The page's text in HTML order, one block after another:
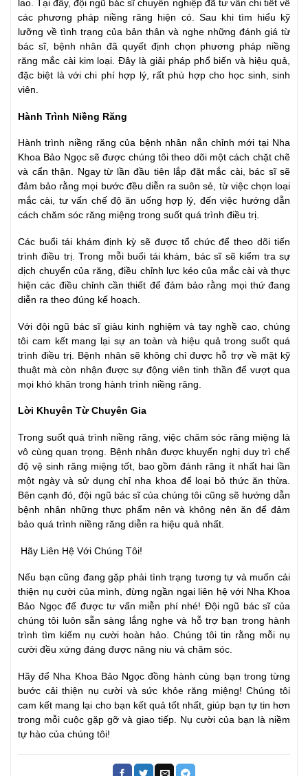
lao. Tại đây, đội ngũ bác sĩ chuyên nghiệp đã tư vấn chi tiết về
các phương pháp niềng răng hiện có. Sau khi tìm hiểu kỹ
lưỡng về tình trạng của bản thân và nghe những đánh giá từ
bác sĩ, bệnh nhân đã quyết định chọn phương pháp niềng
răng mắc cài kim loại. Đây là giải pháp phổ biến và hiệu quả,
đặc biệt là với chi phí hợp lý, rất phù hợp cho học sinh, sinh
viên.
Hành Trình Niềng Răng
Hành trình niềng răng của bệnh nhân nắn chỉnh mới tại Nha
Khoa Bảo Ngọc sẽ được chúng tôi theo dõi một cách chặt chẽ
và cẩn thận. Ngay từ lần đầu tiên lắp đặt mắc cài, bác sĩ sẽ
đảm bảo rằng mọi bước đều diễn ra suôn sẻ, từ việc chọn loại
mắc cài, tư vấn chế độ ăn uống hợp lý, đến việc hướng dẫn
cách chăm sóc răng miệng trong suốt quá trình điều trị.
Các buổi tái khám định kỳ sẽ được tổ chức để theo dõi tiến
trình điều trị. Trong mỗi buổi tái khám, bác sĩ sẽ kiểm tra sự
dịch chuyển của răng, điều chỉnh lực kéo của mắc cài và thực
hiện các điều chỉnh cần thiết để đảm bảo rằng mọi thứ đang
diễn ra theo đúng kế hoạch.
Với đội ngũ bác sĩ giàu kinh nghiệm và tay nghề cao, chúng
tôi cam kết mang lại sự an toàn và hiệu quả trong suốt quá
trình điều trị. Bệnh nhân sẽ không chỉ được hỗ trợ về mặt kỹ
thuật mà còn nhận được sự động viên tinh thần để vượt qua
mọi khó khăn trong hành trình niềng răng.
Lời Khuyên Từ Chuyên Gia
Trong suốt quá trình niềng răng, việc chăm sóc răng miệng là
vô cùng quan trọng. Bệnh nhân được khuyến nghị duy trì chế
độ vệ sinh răng miệng tốt, bao gồm đánh răng ít nhất hai lần
một ngày và sử dụng chỉ nha khoa để loại bỏ thức ăn thừa.
Bên cạnh đó, đội ngũ bác sĩ của chúng tôi cũng sẽ hướng dẫn
bệnh nhân những thực phẩm nên và không nên ăn để đảm
bảo quá trình niềng răng diễn ra hiệu quả nhất.
Hãy Liên Hệ Với Chúng Tôi!
Nếu bạn cũng đang gặp phải tình trạng tương tự và muốn cải
thiện nụ cười của mình, đừng ngần ngại liên hệ với Nha Khoa
Bảo Ngọc để được tư vấn miễn phí nhé! Đội ngũ bác sĩ của
chúng tôi luôn sẵn sàng lắng nghe và hỗ trợ bạn trong hành
trình tìm kiếm nụ cười hoàn hảo. Chúng tôi tin rằng mỗi nụ
cười đều xứng đáng được nâng niu và chăm sóc.
Hãy để Nha Khoa Bảo Ngọc đồng hành cùng bạn trong từng
bước cải thiện nụ cười và sức khỏe răng miệng! Chúng tôi
cam kết mang lại cho bạn kết quả tốt nhất, giúp bạn tự tin hơn
trong mỗi cuộc gặp gỡ và giao tiếp. Nụ cười của bạn là niềm
tự hào của chúng tôi!